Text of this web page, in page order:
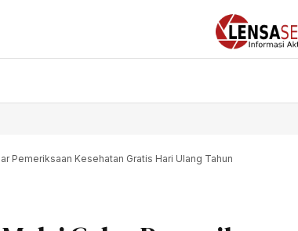
Pemeriksaan Kesehatan Gratis Hari Ulang Tahun